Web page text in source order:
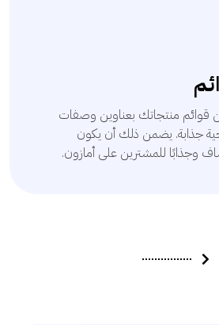
قوائم منتجاتك بعناوين وصفات
جذابة. يضمن ذلك أن يكون
وجذابًا للمشترين على أمازون.